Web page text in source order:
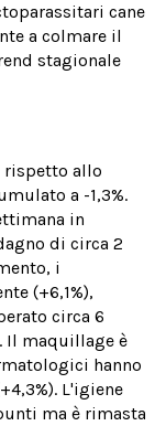
cane
a colmare il
stagionale
rispetto allo
a -1,3%.
in
di circa 2
i
(+6,1%),
circa 6
Il maquillage è
hanno
L'igiene
ma è rimasta